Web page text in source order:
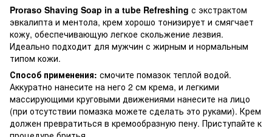
Proraso Shaving Soap in a tube Refreshing с экстрактом
эвкалипта и ментола, крем хорошо тонизирует и смягчает
кожу, обеспечивающую легкое скольжение лезвия.
Идеально подходит для мужчин с жирным и нормальным
типом кожи.
Способ применения: смочите помазок теплой водой.
Аккуратно нанесите на него 2 см крема, и легкими
массирующими круговыми движениями нанесите на лицо
(при отсутствии помазка можете сделать это руками). Крем
должен превратиться в кремообразную пену. Приступайте к